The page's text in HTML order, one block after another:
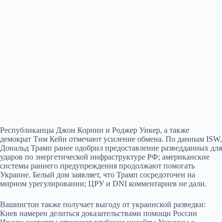
Республиканцы Джон Корнин и Роджер Уикер, а также
демократ Тим Кейн отмечают усиление обмена. По данным ISW,
Дональд Трамп ранее одобрил предоставление разведданных для
ударов по энергетической инфраструктуре РФ; американские
системы раннего предупреждения продолжают помогать
Украине. Белый дом заявляет, что Трамп сосредоточен на
мирном урегулировании; ЦРУ и DNI комментариев не дали.
Вашингтон также получает выгоду от украинской разведки:
Киев намерен делиться доказательствами помощи России